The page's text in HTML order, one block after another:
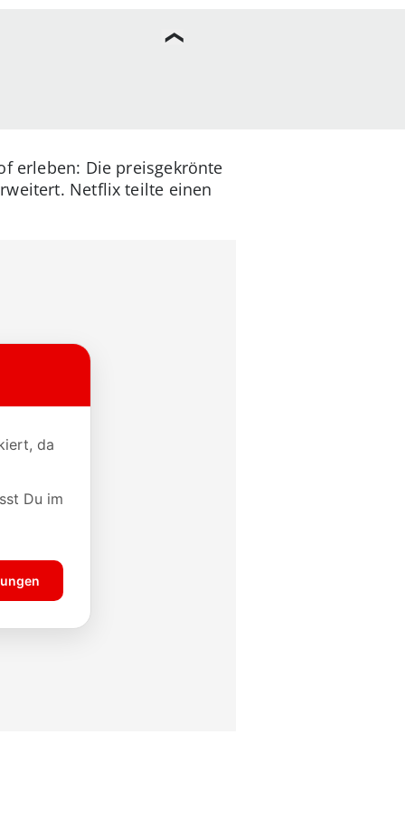
erleben: Die preisgekrönte
Netflix teilte einen